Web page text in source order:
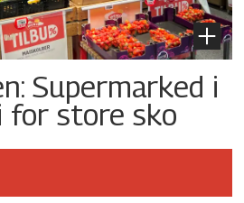
Supermarked i
store sko